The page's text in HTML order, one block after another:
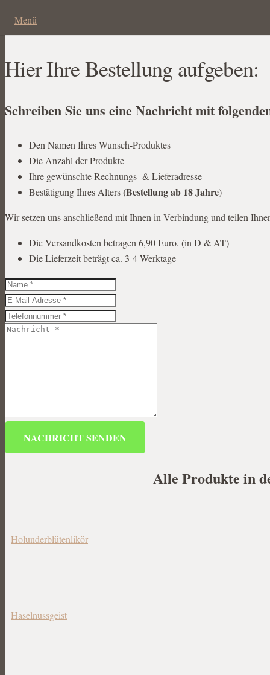
Menü
Hier Ihre Bestellung aufgeben:
Schreiben Sie uns eine Nachricht mit
Den Namen Ihres Wunsch-Produktes
Die Anzahl der Produkte
Ihre gewünschte Rechnungs- & Lieferadresse
Bestätigung Ihres Alters(Bestellung ab 18 Jahre)
Wir setzen uns anschließend mit Ihnen in Verbindung und teilen
Die Versandkosten betragen 6,90 Euro. (in D & AT)
Die Lieferzeit beträgt ca. 3-4 Werktage
NACHRICHT SENDEN
Alle Produkte in
Holunderblütenlikör
Haselnussgeist